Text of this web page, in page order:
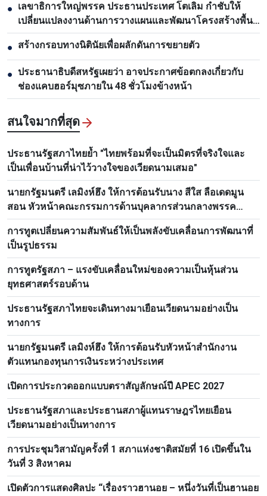
● เลขาธิการใหญ่พรรค ประธานประเทศ โตเลิม กำชับให้
เปลี่ยนแปลงงานด้านการวางแผนและพัฒนาโครงสร้างพื้น
ฐาน
● สร้างกรอบทางนิตินัยเพื่อผลักดันการขยายตัว
● ประธานาธิบดีสหรัฐเผยว่า อาจประกาศข้อตกลงเกี่ยวกับ
ช่องแคบฮอร์มุซภายใน 48 ชั่วโมงข้างหน้า
สนใจมากที่สุด
ประธานรัฐสภาไทยย้ำ "ไทยพร้อมที่จะเป็นมิตรที่จริงใจและ
เป็นเพื่อนบ้านที่น่าไว้วางใจของเวียดนามเสมอ"
นายกรัฐมนตรี เลมิงห์ฮึง ให้การต้อนรับนาง สีใส ลือเดดมูน
สอน หัวหน้าคณะกรรมการด้านบุคลากรส่วนกลางพรรค
ประชาชนปฏิวัติลาว
การทูตเปลี่ยนความสัมพันธ์ให้เป็นพลังขับเคลื่อนการพัฒนาที่
เป็นรูปธรรม
การทูตรัฐสภา – แรงขับเคลื่อนใหม่ของความเป็นหุ้นส่วน
ยุทธศาสตร์รอบด้าน
ประธานรัฐสภาไทยจะเดินทางมาเยือนเวียดนามอย่างเป็น
ทางการ
นายกรัฐมนตรี เลมิงห์ฮึง ให้การต้อนรับหัวหน้าสำนักงาน
ตัวแทนกองทุนการเงินระหว่างประเทศ
เปิดการประกวดออกแบบตราสัญลักษณ์ปี APEC 2027
ประธานรัฐสภาและประธานสภาผู้แทนราษฎรไทยเยือน
เวียดนามอย่างเป็นทางการ
การประชุมวิสามัญครั้งที่ 1 สภาแห่งชาติสมัยที่ 16 เปิดขึ้นใน
วันที่ 3 สิงหาคม
เปิดตัวการแสดงศิลปะ “เรื่องราวฮานอย – หนึ่งวันที่เป็นฮานอย